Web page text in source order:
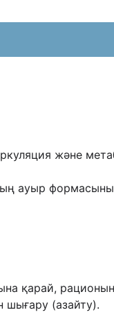
жəне
ауыр
қарай, рационын
шығару (азайту).